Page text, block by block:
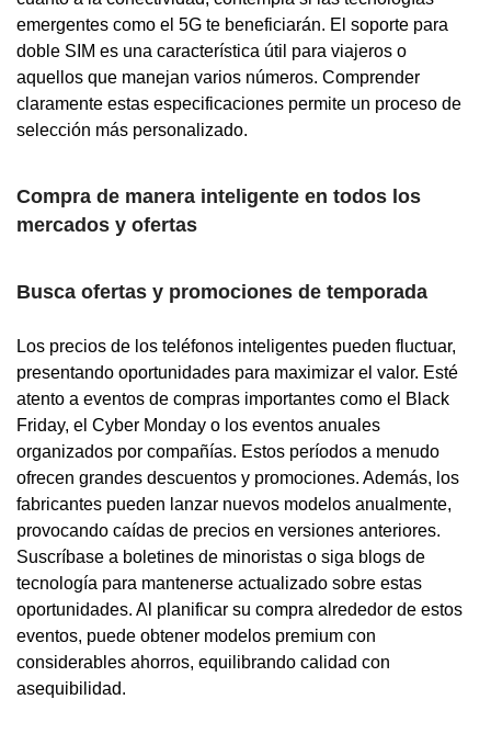
emergentes como el 5G te beneficiarán. El soporte para
doble SIM es una característica útil para viajeros o
aquellos que manejan varios números. Comprender
claramente estas especificaciones permite un proceso de
selección más personalizado.
Compra de manera inteligente en todos los
mercados y ofertas
Busca ofertas y promociones de temporada
Los precios de los teléfonos inteligentes pueden fluctuar,
presentando oportunidades para maximizar el valor. Esté
atento a eventos de compras importantes como el Black
Friday, el Cyber Monday o los eventos anuales
organizados por compañías. Estos períodos a menudo
ofrecen grandes descuentos y promociones. Además, los
fabricantes pueden lanzar nuevos modelos anualmente,
provocando caídas de precios en versiones anteriores.
Suscríbase a boletines de minoristas o siga blogs de
tecnología para mantenerse actualizado sobre estas
oportunidades. Al planificar su compra alrededor de estos
eventos, puede obtener modelos premium con
considerables ahorros, equilibrando calidad con
asequibilidad.